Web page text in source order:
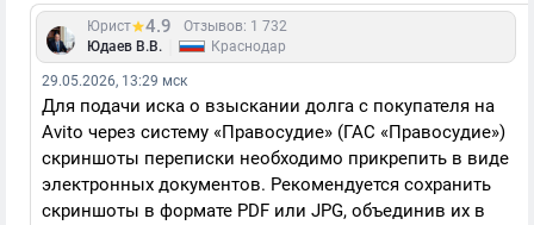
Юрист 4.9
Отзывов: 1 732
Юдаев В.В.
Краснодар
29.05.2026, 13:29 мск
Для подачи иска о взыскании долга с покупателя на
Avito через систему «Правосудие» (ГАС «Правосудие»)
скриншоты переписки необходимо прикрепить в виде
электронных документов. Рекомендуется сохранить
скриншоты в формате PDF или JPG, объединив их в